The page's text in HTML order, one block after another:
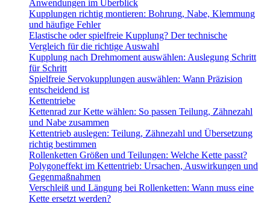
Anwendungen im Überblick
Kupplungen richtig montieren: Bohrung, Nabe, Klemmung
und häufige Fehler
Elastische oder spielfreie Kupplung? Der technische
Vergleich für die richtige Auswahl
Kupplung nach Drehmoment auswählen: Auslegung Schritt
für Schritt
Spielfreie Servokupplungen auswählen: Wann Präzision
entscheidend ist
Kettentriebe
Kettenrad zur Kette wählen: So passen Teilung, Zähnezahl
und Nabe zusammen
Kettentrieb auslegen: Teilung, Zähnezahl und Übersetzung
richtig bestimmen
Rollenketten Größen und Teilungen: Welche Kette passt?
Polygoneffekt im Kettentrieb: Ursachen, Auswirkungen und
Gegenmaßnahmen
Verschleiß und Längung bei Rollenketten: Wann muss eine
Kette ersetzt werden?